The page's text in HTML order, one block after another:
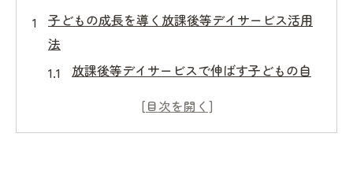
子どもの成長を導く放課後等デイサービス活用
法
放課後等デイサービスで伸ばす子どもの自